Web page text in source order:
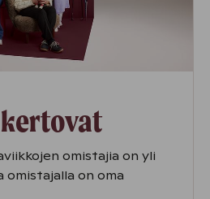
omistajia on yli
omistajalla on oma